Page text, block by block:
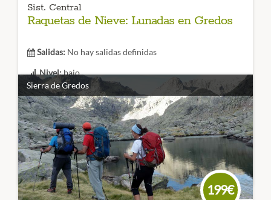
Sist. Central
Raquetas de Nieve: Lunadas en Gredos
Salidas: No hay salidas definidas
Nivel:bajo
Duración:
Una excursión nocturna con raquetas de nieve por la
Sierra de Gredos, disfrutando de la luna llena. ¡Vive un fin
de semana único!
CÓDIGO VIAJE: 717LEG
Sierra de Gredos
199€